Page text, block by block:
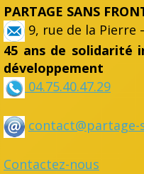
PARTAGE SANS
9, rue de la Pierre
45 ans de solidarité
développement
04.75.40.47.29
Contactez-nous